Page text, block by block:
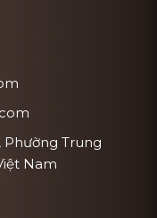
Phường Trung
Nam